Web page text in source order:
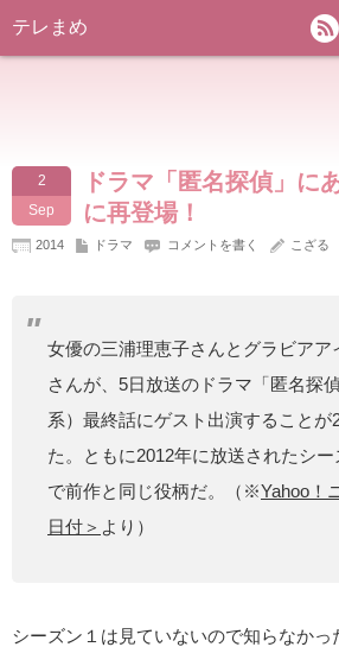
テレまめ
2
Sep
ドラマ「匿名探偵」に
に再登場！
2014 ドラマ コメントを書く こざる
女優の三浦理恵子さんとグラビアア
さんが、5日放送のドラマ「匿名探
系）最終話にゲスト出演することが
た。ともに2012年に放送されたシ
で前作と同じ役柄だ。（※Yahoo！
日付＞ より）
シーズン１は見ていないので知らなかっ